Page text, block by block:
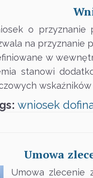
o przyznanie
na przyznanie
w
stanowi
wskaźników
wniosek
Umowa
Umowa zlecenie